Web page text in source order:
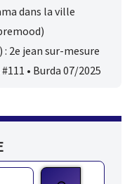
dans la ville
2e jean sur-mesure
• Burda 07/2025